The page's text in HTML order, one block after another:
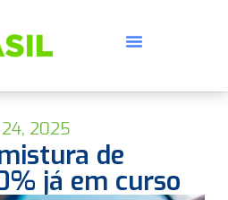
2025
de
já em curso